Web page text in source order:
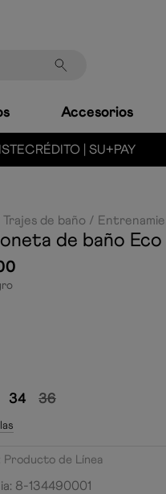
Accesorios
EN NATACIÓN
Trajes de baño
de baño
34 36
Producto de Línea
: 8-134490001